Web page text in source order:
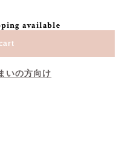
available
いの方向け